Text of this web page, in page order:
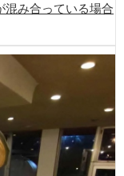
混み合っている場合